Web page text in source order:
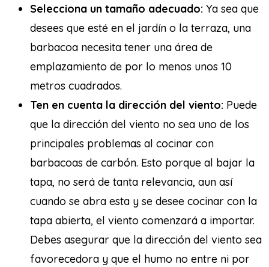
Selecciona un tamaño adecuado: Ya sea que
desees que esté en el jardín o la terraza, una
barbacoa necesita tener una área de
emplazamiento de por lo menos unos 10
metros cuadrados.
Ten en cuenta la dirección del viento: Puede
que la dirección del viento no sea uno de los
principales problemas al cocinar con
barbacoas de carbón. Esto porque al bajar la
tapa, no será de tanta relevancia, aun así
cuando se abra esta y se desee cocinar con la
tapa abierta, el viento comenzará a importar.
Debes asegurar que la dirección del viento sea
favorecedora y que el humo no entre ni por